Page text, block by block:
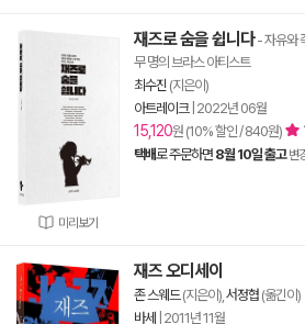
미리보기
재즈로 숨을 쉽니다- 자유와
무 명의 브라스 아티스트
최수진 (지은이)
아트레이크| 2022년 06월
15,120원 (10% 할인 / 840원)
택배로 주문하면 8월 10일 출고 변
재즈 오디세이
존 스웨드(지은이), 서정협 (옮긴이)
바세
2011년 11월